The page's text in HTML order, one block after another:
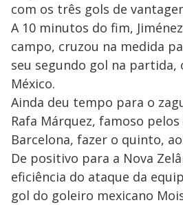
com os três gols de
A 10 minutos do fim,
campo, cruzou na medida
seu segundo gol na partida,
México.
Ainda deu tempo para o
Rafa Márquez, famoso
Barcelona, fazer o quinto,
De positivo para a Nova
eficiência do ataque da
gol do goleiro mexicano